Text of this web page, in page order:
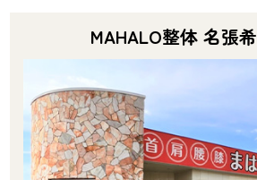
MAHALO整体 名張